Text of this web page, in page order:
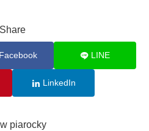
Share
Facebook LINE
LinkedIn
piarocky